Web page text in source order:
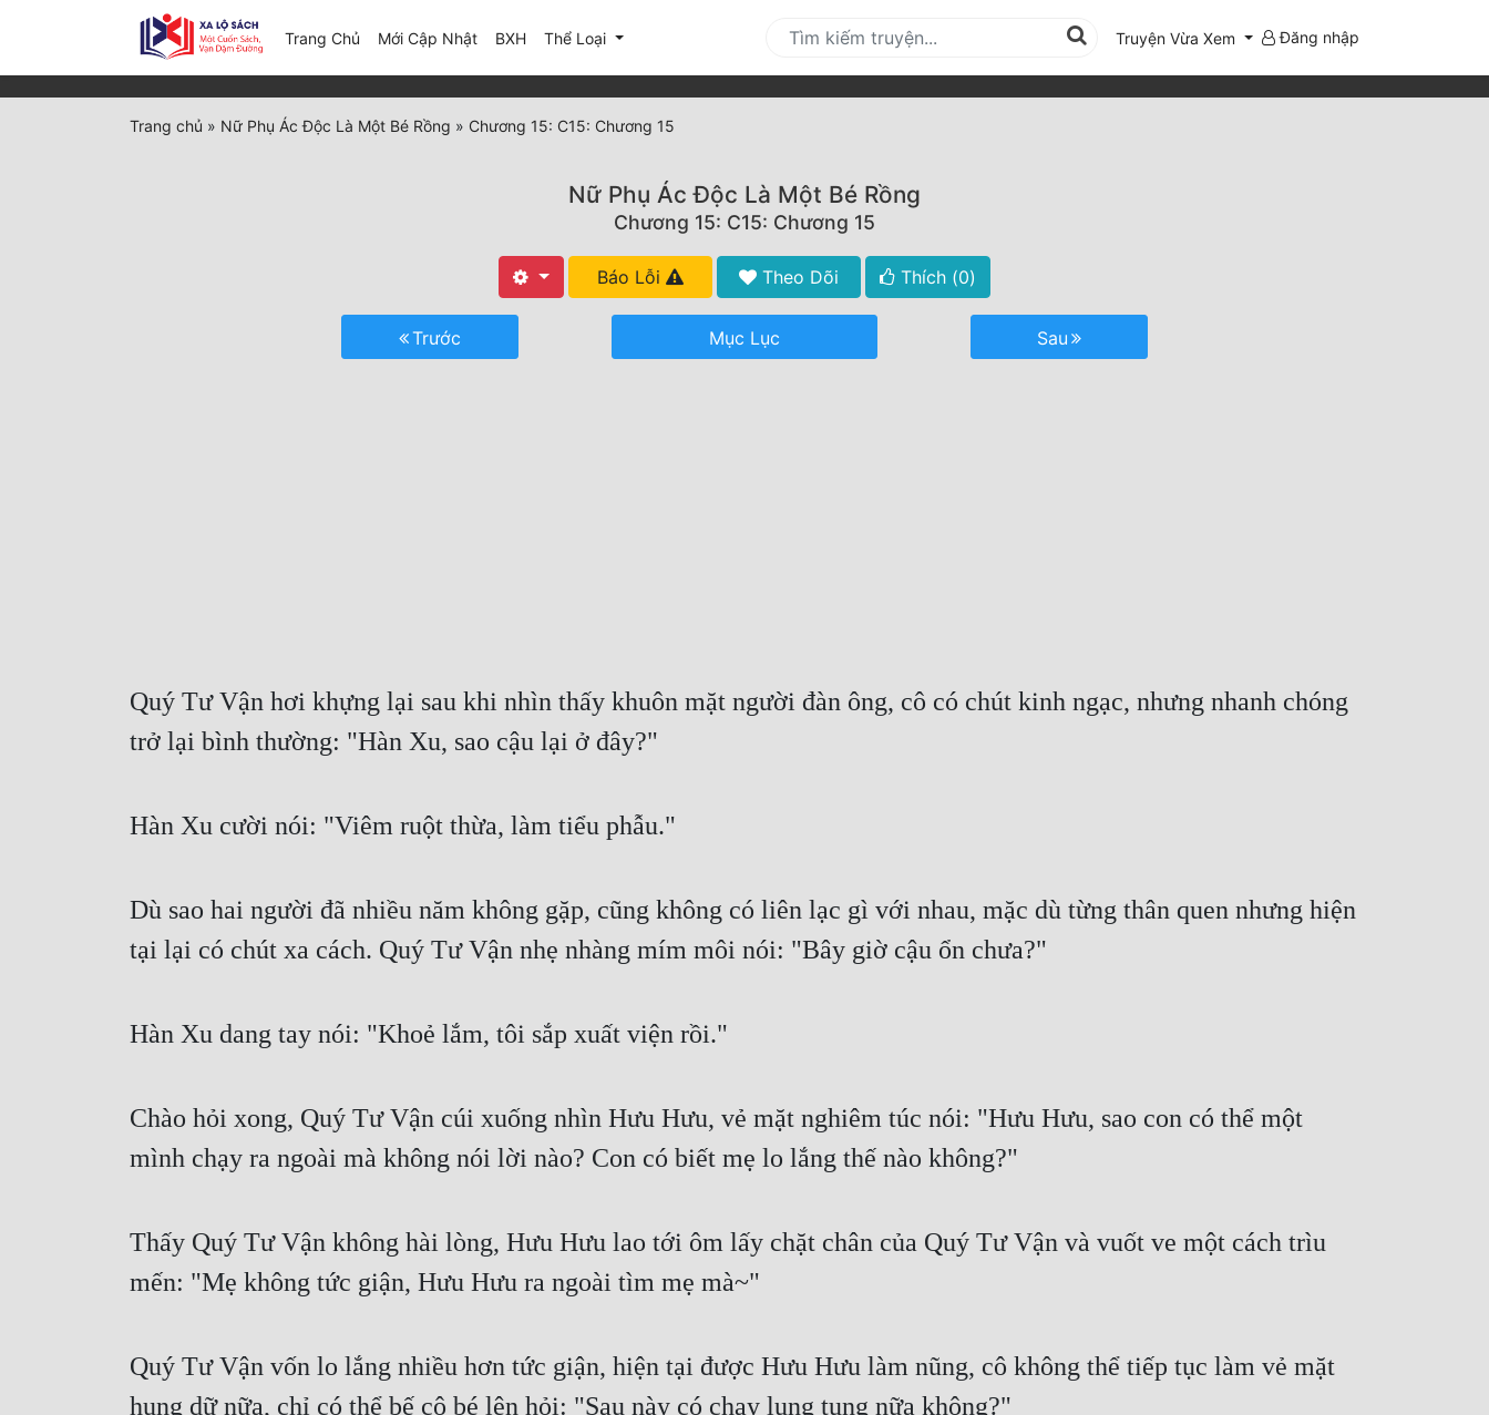
Trang Chủ Mới Cập Nhật(current)
BXH Thể Loại Truyện Vừa Xem Đăng nhập
Trang chủ » Nữ Phụ Ác Độc Là Một Bé Rồng » Chương 15: C15: Chương 15
Nữ Phụ Ác Độc Là Một Bé Rồng
Chương 15: C15: Chương 15
Báo Lỗi Theo Dõi Thích (0)
Trước Mục Lục Sau
Quý Tư Vận hơi khựng lại sau khi nhìn thấy khuôn mặt người đàn ông, cô có chút kinh ngạc, nhưng nhanh chóng
trở lại bình thường: "Hàn Xu, sao cậu lại ở đây?"
Hàn Xu cười nói: "Viêm ruột thừa, làm tiểu phẫu."
Dù sao hai người đã nhiều năm không gặp, cũng không có liên lạc gì với nhau, mặc dù từng thân quen nhưng hiện
tại lại có chút xa cách. Quý Tư Vận nhẹ nhàng mím môi nói: "Bây giờ cậu ổn chưa?"
Hàn Xu dang tay nói: "Khoẻ lắm, tôi sắp xuất viện rồi."
Chào hỏi xong, Quý Tư Vận cúi xuống nhìn Hưu Hưu, vẻ mặt nghiêm túc nói: "Hưu Hưu, sao con có thể một
mình chạy ra ngoài mà không nói lời nào? Con có biết mẹ lo lắng thế nào không?"
Thấy Quý Tư Vận không hài lòng, Hưu Hưu lao tới ôm lấy chặt chân của Quý Tư Vận và vuốt ve một cách trìu
mến: "Mẹ không tức giận, Hưu Hưu ra ngoài tìm mẹ mà~"
Quý Tư Vận vốn lo lắng nhiều hơn tức giận, hiện tại được Hưu Hưu làm nũng, cô không thể tiếp tục làm vẻ mặt
hung dữ nữa, chỉ có thể bế cô bé lên hỏi: "Sau này có chạy lung tung nữa không?"